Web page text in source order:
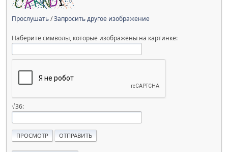
Прослушать/Запросить другое изображение
Наберите символы, которые изображены на картинке:
√36: